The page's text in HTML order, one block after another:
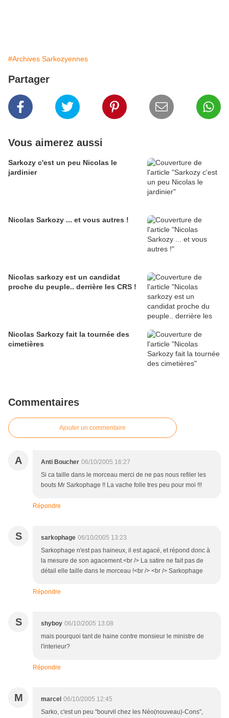
#Archives Sarkozyennes
Partager
Vous aimerez aussi
Sarkozy c'est un peu Nicolas le
jardinier
Nicolas Sarkozy ... et vous autres !
Nicolas sarkozy est un candidat
proche du peuple.. derrière les CRS !
Nicolas Sarkozy fait la tournée des
cimetières
Commentaires
Ajouter un commentaire
A Anti Boucher 06/10/2005 16:27
Si ca taille dans le morceau merci de ne pas nous refiler les
bouts Mr Sarkophage !! La vache folle tres peu pour moi !!!
Répondre
S sarkophage 06/10/2005 13:23
Sarkophage n'est pas haineux, il est agacé, et répond donc à
la mesure de son agacement.<br /> La satire ne fait pas de
détail elle taille dans le morceau !<br /> <br /> Sarkophage
Répondre
S shyboy 06/10/2005 13:08
mais pourquoi tant de haine contre monsieur le ministre de
l'interieur?
Répondre
M marcel 06/10/2005 12:45
Sarko, c'est un peu "bourvil chez les Néo(nouveau)-Cons",